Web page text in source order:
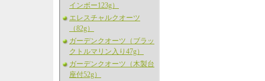
インボー123g）
エレスチャルクオーツ
（82g）
ガーデンクオーツ（ブラッ
クトルマリン入り47g）
ガーデンクオーツ（木製台
座付52g）